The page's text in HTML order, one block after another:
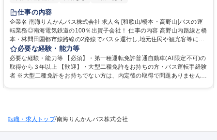
仕事の内容
企業名 南海りんかんバス株式会社 求人名 [和歌山/橋本・高野山]バスの運
転業務◎南海電気鉄道の100％出資子会社！ 仕事の内容 高野山内路線と橋
本・林間田園都市線路線の2路線でバスを運行し,地元住民や観光客等にと
って不可欠な交通インフラサービスを提供している当社にて,バスの運転手
をお任せします！ ゆくゆくは運行管理をお任せする可能性もあります。
【運行管理業務】運転手の乗務割の作成/運転手の代務補充/休憩・睡眠施
設の保守管理/運転手の指導監督・安全運行の指示/運転手の疲労・健康状
必要な経験・能力等
必要な経験・能力等 【必須】・第一種運転免許普通自動車(AT限定不可)の
取得から３年以上 【歓迎】・大型二種免許をお持ちの方・バス運転手経験
者 ※大型二種免許をお持ちでない方は、内定後の取得で問題ありません。
晩の通勤・通学輸送を担う他,駅から橋本市民病院への重要なアクセス路線
転職・求人トップ/南海りんかんバス株式会社